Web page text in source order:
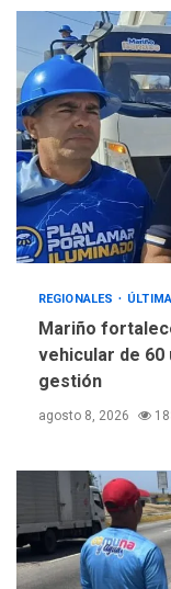
REGIONALES
Mariño
vehicular de 60
gestión
agosto 8, 2026